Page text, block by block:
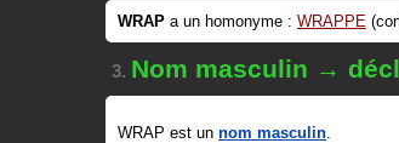
WRAP a un homonyme : WRAPPE
3. Nom masculin →
WRAP est un nom masculin.